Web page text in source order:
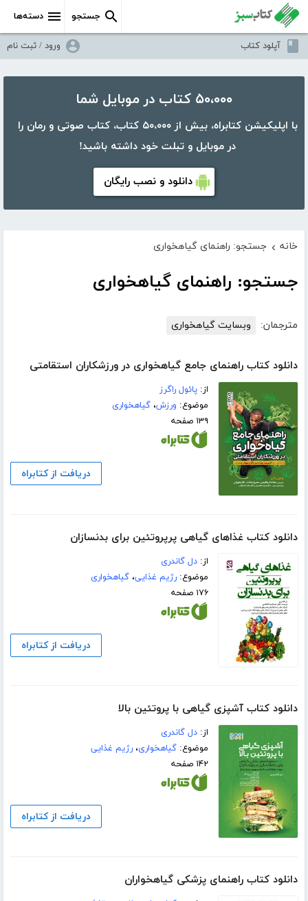
دسته‌ها جستجو
آپلود کتاب ورود / ثبت نام
۵۰،۰۰۰ کتاب در موبایل شما
با اپلیکیشن کتابراه، بیش از ۵۰،۰۰۰ کتاب، کتاب صوتی و رمان را
در موبایل و تبلت خود داشته باشید!
دانلود و نصب رایگان
خانه › جستجو: راهنمای گیاهخواری
جستجو: راهنمای گیاهخواری
مترجمان: وبسایت گیاهخواری
دانلود کتاب راهنمای جامع گیاهخواری در ورزشکاران استقامتی
از:پائول راگرز
موضوع: ورزش،گیاهخواری
۱۳۹ صفحه
دریافت از کتابراه
دانلود کتاب غذاهای گیاهی پرپروتئین برای بدنسازان
از:دل گاندری
موضوع:رژیم غذایی،گیاهخواری
۱۷۶ صفحه
دریافت از کتابراه
دانلود کتاب آشپزی گیاهی با پروتئین بالا
از:دل گاندری
موضوع:گیاهخواری،رژیم غذایی
۱۴۲ صفحه
دریافت از کتابراه
دانلود کتاب راهنمای پزشکی گیاهخواران